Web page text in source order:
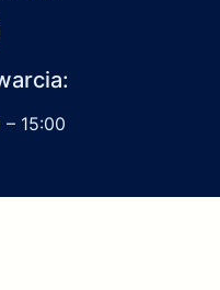
15:00